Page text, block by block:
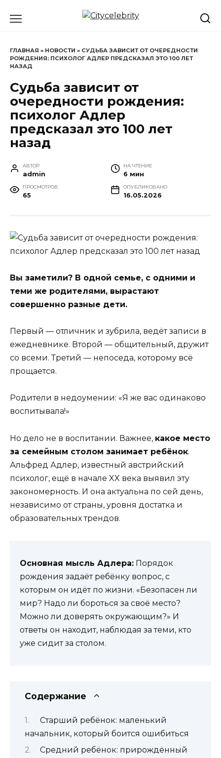
ГЛАВНАЯ » НОВОСТИ » СУДЬБА ЗАВИСИТ ОТ ОЧЕРЕДНОСТИ
РОЖДЕНИЯ: ПСИХОЛОГ АДЛЕР ПРЕДСКАЗАЛ ЭТО 100 ЛЕТ
НАЗАД
Судьба зависит от
очередности рождения:
психолог Адлер
предсказал это 100 лет
назад
АВТОР
admin
НА ЧТЕНИЕ
6 мин
ПРОСМОТРОВ
65
ОПУБЛИКОВАНО
16.05.2026
Вы заметили? В одной семье, с одними и
теми же родителями, вырастают
совершенно разные дети.
Первый — отличник и зубрила, ведёт записи в
ежедневнике. Второй — общительный, дружит
со всеми. Третий — непоседа, которому всё
прощается.
Родители в недоумении: «Я же вас одинаково
воспитывала!»
Но дело не в воспитании. Важнее, какое место
за семейным столом занимает ребёнок.
Альфред Адлер, известный австрийский
психолог, ещё в начале XX века выявил эту
закономерность. И она актуальна по сей день,
независимо от страны, уровня достатка и
образовательных трендов.
Основная мысль Адлера: Порядок
рождения задаёт ребёнку вопрос, с
которым он идёт по жизни. «Безопасен ли
мир? Надо ли бороться за своё место?
Можно ли доверять окружающим?» И
ответы он находит, наблюдая за теми, кто
уже сидит за столом.
Содержание
Старший ребёнок: маленький
начальник, который боится ошибиться
Средний ребёнок: прирождённый